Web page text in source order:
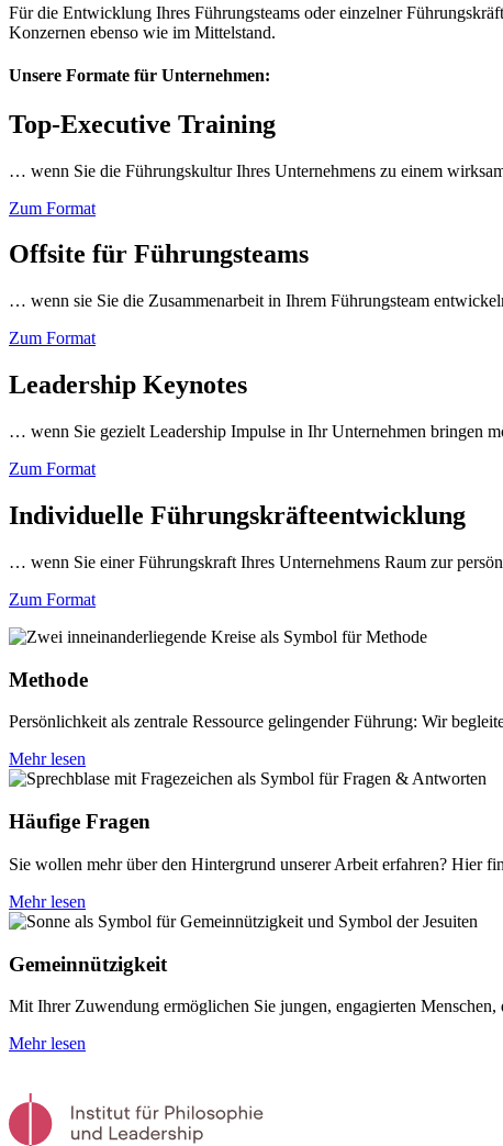
Für die Entwicklung Ihres Führungsteams oder einzelner
Konzernen ebenso wie im Mittelstand.
Unsere Formate für Unternehmen:
Top-Executive Training
… wenn Sie die Führungskultur Ihres Unternehmens zu einem
Zum Format
Offsite für Führungsteams
… wenn sie Sie die Zusammenarbeit in Ihrem Führungsteam
Zum Format
Leadership Keynotes
… wenn Sie gezielt Leadership Impulse in Ihr Unternehmen bringen
Zum Format
Individuelle Führungskräfteentwicklung
… wenn Sie einer Führungskraft Ihres Unternehmens Raum zur
Zum Format
Methode
Persönlichkeit als zentrale Ressource gelingender Führung: Wir
Mehr lesen
Häufige Fragen
Sie wollen mehr über den Hintergrund unserer Arbeit erfahren? Hier
Mehr lesen
Gemeinnützigkeit
Mit Ihrer Zuwendung ermöglichen Sie jungen, engagierten
Mehr lesen